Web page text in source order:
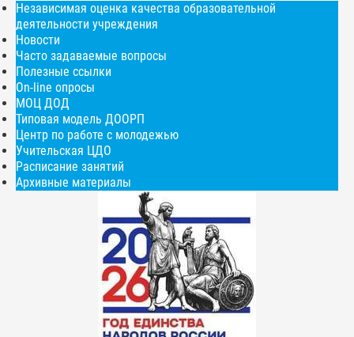
Независимая оценка качества образовательной
деятельности учреждения
Новости
Часто задаваемые вопросы
Полезные ссылки
On-line опросы
МОЦ ДОД
Типовая модель ДООРП
Центр по работе с молодежью
Учительская ЦДО
Расписание занятий
Архивные материалы